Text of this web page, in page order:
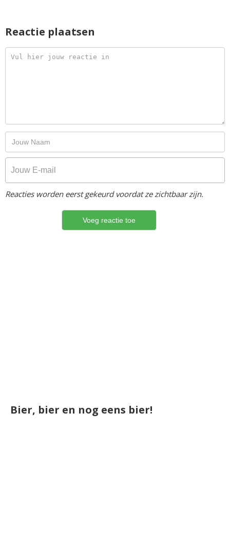
Reactie plaatsen
Reacties worden eerst gekeurd voordat ze zichtbaar zijn.
Bier, bier en nog eens bier!